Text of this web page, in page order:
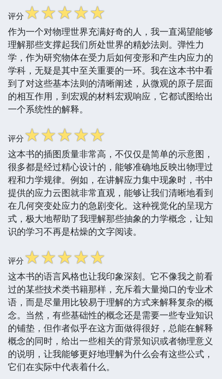
评分☆☆☆☆☆
作为一个对物理世界充满好奇的人，我一直渴望能够
理解那些支撑起我们所处世界的精妙法则。弹性力
学，作为研究物体在受力后如何变形和产生内应力的
学科，无疑是其中至关重要的一环。我在这本书中看
到了对这些基本法则的清晰阐述，从微观的原子层面
的相互作用，到宏观的材料宏观响应，它都试图给出
一个系统性的解释。
评分☆☆☆☆☆
这本书的插图质量非常高，不仅仅是简单的示意图，
很多都是经过精心设计的，能够准确地反映出物理过
程和力学规律。例如，在讲解应力集中现象时，书中
提供的应力云图就非常直观，能够让我们清晰地看到
在几何突变处应力的急剧变化。这种视觉化的呈现方
式，极大地帮助了我理解那些抽象的力学概念，让知
识的学习不再是枯燥的文字阅读。
评分☆☆☆☆☆
这本书的语言风格也让我印象深刻。它不像我之前看
过的某些技术类书籍那样，充斥着大量拗口的专业术
语，而是尽量用比较易于理解的方式来解释复杂的概
念。当然，有些基础性的概念还是需要一些专业知识
的铺垫，但作者似乎在这方面做得很好，总能在解释
概念的同时，给出一些相关的背景知识或者物理意义
的说明，让我能够更好地理解为什么会有这些公式，
它们在实际中代表着什么。